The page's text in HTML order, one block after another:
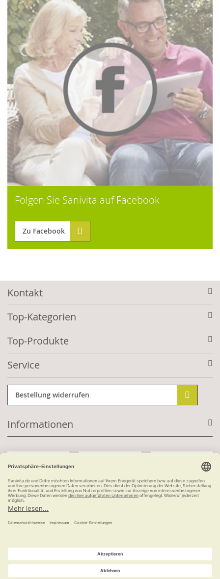
Folgen Sie Sanivita auf Facebook
Zu Facebook
Kontakt
Top-Kategorien
Top-Produkte
Service
Bestellung widerrufen
Informationen
Kauf auf Rechnung
versandkostenfrei